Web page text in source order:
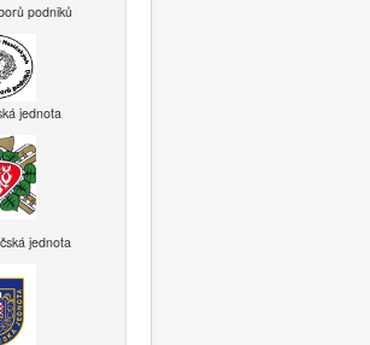
podniků
jednota
jednota